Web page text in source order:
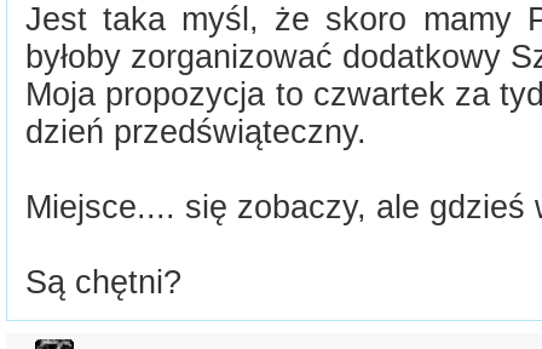
Jest taka myśl, że skoro mamy
byłoby zorganizować dodatkowy
Moja propozycja to czwartek za
dzień przedświąteczny.
Miejsce.... się zobaczy, ale gdzieś
Są chętni?